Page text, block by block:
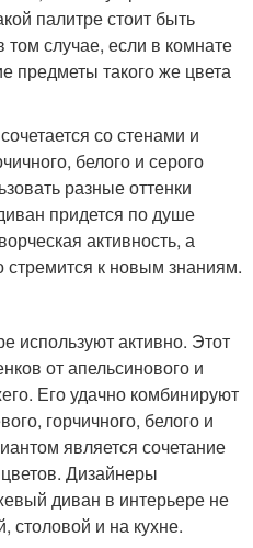
палитре стоит быть
случае, если в комнате
предметы такого же цвета
со стенами и
белого и серого
разные оттенки
придется по душе
активность, а
стремится к новым знаниям.
используют активно. Этот
от апельсинового и
Его удачно комбинируют
горчичного, белого и
является сочетание
Дизайнеры
диван в интерьере не
столовой и на кухне.